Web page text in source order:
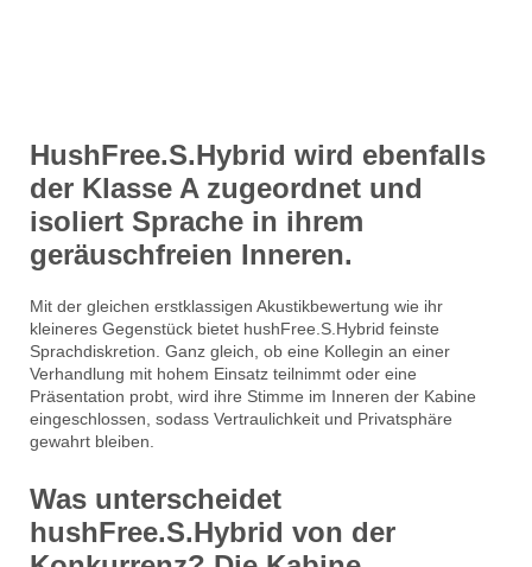
HushFree.S.Hybrid wird ebenfalls
der Klasse A zugeordnet und
isoliert Sprache in ihrem
geräuschfreien Inneren.
Mit der gleichen erstklassigen Akustikbewertung wie ihr
kleineres Gegenstück bietet hushFree.S.Hybrid feinste
Sprachdiskretion. Ganz gleich, ob eine Kollegin an einer
Verhandlung mit hohem Einsatz teilnimmt oder eine
Präsentation probt, wird ihre Stimme im Inneren der Kabine
eingeschlossen, sodass Vertraulichkeit und Privatsphäre
gewahrt bleiben.
Was unterscheidet
hushFree.S.Hybrid von der